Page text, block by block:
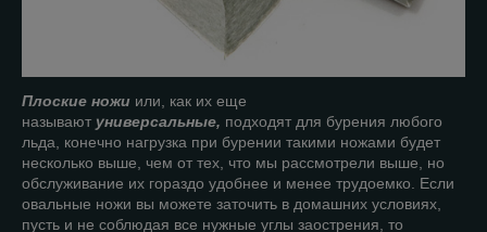
Плоские ножи или, как их еще
называют универсальные, подходят для бурения любого
льда, конечно нагрузка при бурении такими ножами будет
несколько выше, чем от тех, что мы рассмотрели выше, но
обслуживание их гораздо удобнее и менее трудоемко. Если
овальные ножи вы можете заточить в домашних условиях,
пусть и не соблюдая все нужные углы заострения, то